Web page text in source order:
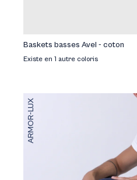
Baskets basses Avel - coton
Existe en 1 autre coloris
ARMOR-LUX